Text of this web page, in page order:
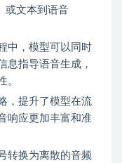
或文本到语音
中，模型可以同时
息指导语音生成，
。
，提升了模型在流
响应更加丰富和准
转换为离散的音频